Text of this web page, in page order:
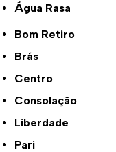
Água Rasa
Bom Retiro
Brás
Centro
Consolação
Liberdade
Pari